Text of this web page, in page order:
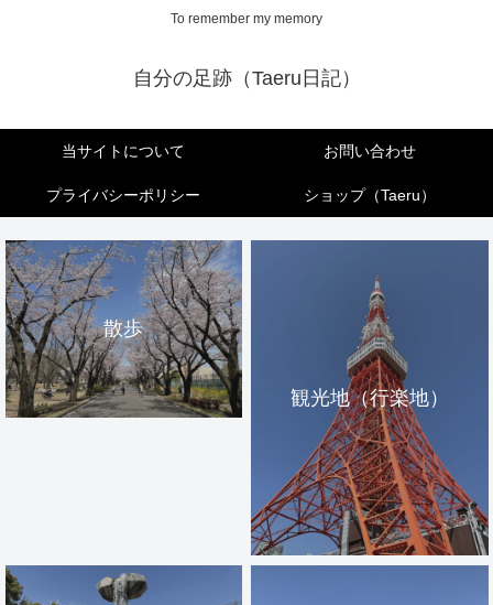
To remember my memory
自分の足跡（Taeru日記）
当サイトについて お問い合わせ
プライバシーポリシー ショップ（Taeru）
散歩
観光地（行楽地）